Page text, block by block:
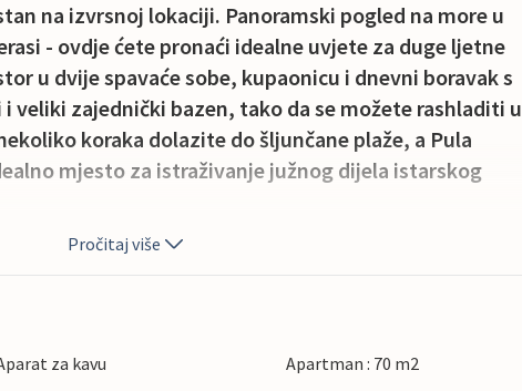
na izvrsnoj lokaciji. Panoramski pogled na more u
- ovdje ćete pronaći idealne uvjete za duge ljetne
u dvije spavaće sobe, kupaonicu i dnevni boravak s
veliki zajednički bazen, tako da se možete rashladiti u
koraka dolazite do šljunčane plaže, a Pula
mjesto za istraživanje južnog dijela istarskog
Pročitaj više
za kavu
Apartman : 70 m2